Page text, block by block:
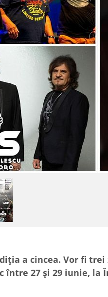
a cincea. Vor fi
între 27 și 29 iunie,